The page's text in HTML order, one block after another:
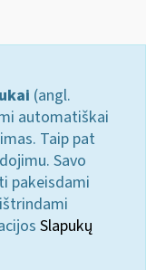
(angl.
automatiškai
Taip pat
Savo
pakeisdami
Slapukų